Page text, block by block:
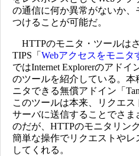
の通信に何か異常がないか
つけることが可能だ。
HTTPのモニタ・ツールは
TIPS「 Webアクセスをモニタ
ではInternet Explorerのアド
のツールを紹介している。本
ニタできる無償アドイン「
このツールは本来、リクエ
サーバに送信することでさ
のだが、HTTPのモニタリン
簡単な操作でリクエストや
してくれる。